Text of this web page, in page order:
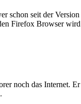
schon seit der
Firefox Browser
noch das Internet.